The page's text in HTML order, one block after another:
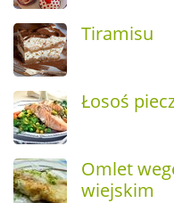
Tiramisu
Łosoś
Omlet
wiejskim